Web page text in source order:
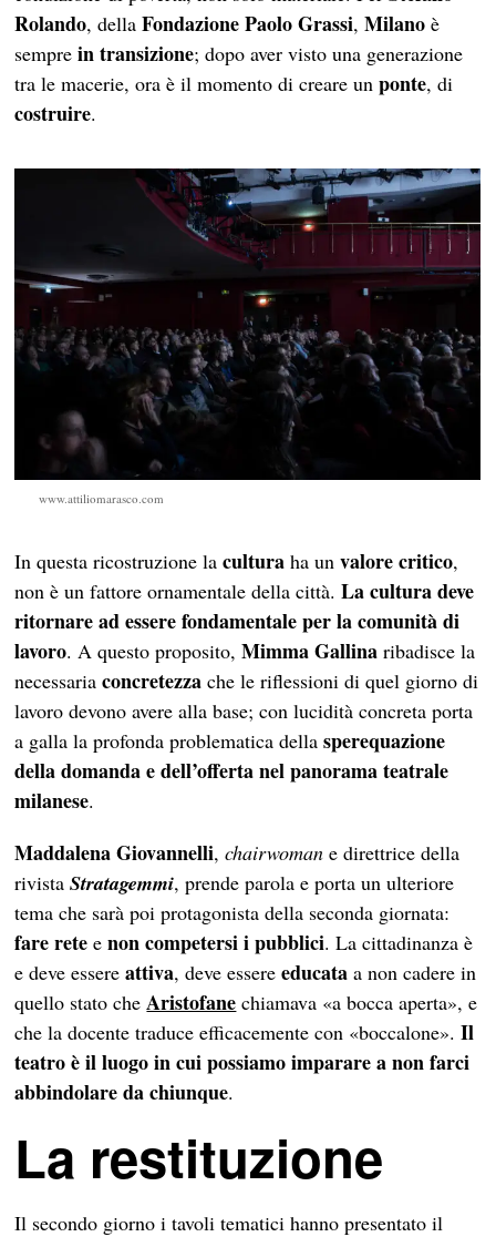
Rolando, dellaFondazione Paolo Grassi,Milanoè
semprein transizione; dopo aver visto una generazione
tra le macerie, ora è il momento di creare unponte, di
costruire.
www.attiliomarasco.com
In questa ricostruzione lacultura ha unvalore critico,
non è un fattore ornamentale della città.La cultura deve
ritornare ad essere fondamentale per la comunità di
lavoro. A questo proposito,Mimma Gallina ribadisce la
necessariaconcretezzache le riflessioni di quel giorno di
lavoro devono avere alla base; con lucidità concreta porta
a galla la profonda problematica dellasperequazione
della domanda e dell’offerta nel panorama teatrale
milanese.
Maddalena Giovannelli,chairwomane direttrice della
rivistaStratagemmi, prende parola e porta un ulteriore
tema che sarà poi protagonista della seconda giornata:
fare rete enon competersi i pubblici. La cittadinanza è
e deve essereattiva, deve essereeducata a non cadere in
quello stato cheAristofane chiamava «a bocca aperta», e
che la docente traduce efficacemente con «boccalone».Il
teatro è il luogo in cui possiamo imparare a non farci
abbindolare da chiunque.
La restituzione
Il secondo giorno i tavoli tematici hanno presentato il